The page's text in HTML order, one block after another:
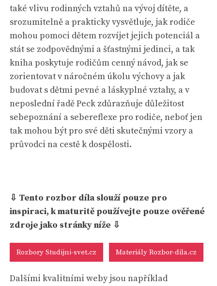
také vlivu rodinných vztahů na vývoj dítěte, a
srozumitelně a prakticky vysvětluje, jak rodiče
mohou pomoci dětem rozvíjet jejich potenciál a
stát se zodpovědnými a šťastnými jedinci, a tak
kniha poskytuje rodičům cenný návod, jak se
zorientovat v náročném úkolu výchovy a jak
budovat s dětmi pevné a láskyplné vztahy, a v
neposlední řadě Peck zdůrazňuje důležitost
sebepoznání a sebereflexe pro rodiče, neboť jen
tak mohou být pro své děti skutečnými vzory a
průvodci na cestě k dospělosti.
⇩ Tento rozbor díla slouží pouze pro
inspiraci, k maturitě používejte pouze ověřené
zdroje jako stránky níže ⇩
Rozbory Studijni-svet.cz Materiály Rozbor-dila.cz
Dalšími kvalitními weby jsou například